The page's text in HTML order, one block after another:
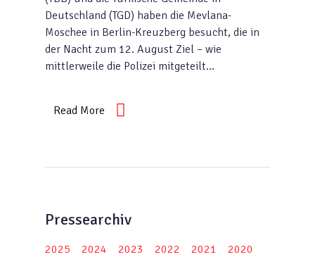
Deutschland (TGD) haben die Mevlana-
Moschee in Berlin-Kreuzberg besucht, die in
der Nacht zum 12. August Ziel – wie
mittlerweile die Polizei mitgeteilt…
Read More
Pressearchiv
2025 2024 2023 2022 2021
2020